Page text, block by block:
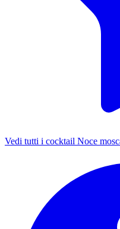
Vedi tutti i cocktail Noce